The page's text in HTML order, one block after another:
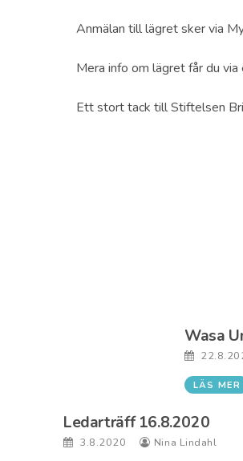
Anmälan till lägret sker via
Mera info om lägret får du
Ett stort tack till Stiftelsen
Wasa
LÄS MER
Ledarträff 16.8.2020
3.8.2020 Nina Lindahl